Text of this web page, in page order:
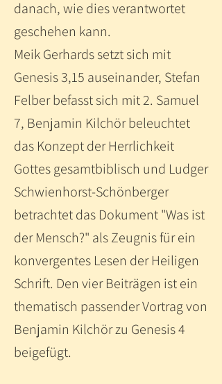
danach, wie dies verantwortet
geschehen kann.
Meik Gerhards setzt sich mit
Genesis 3,15 auseinander, Stefan
Felber befasst sich mit 2. Samuel
7, Benjamin Kilchör beleuchtet
das Konzept der Herrlichkeit
Gottes gesamtbiblisch und Ludger
Schwienhorst-Schönberger
betrachtet das Dokument "Was ist
der Mensch?" als Zeugnis für ein
konvergentes Lesen der Heiligen
Schrift. Den vier Beiträgen ist ein
thematisch passender Vortrag von
Benjamin Kilchör zu Genesis 4
beigefügt.